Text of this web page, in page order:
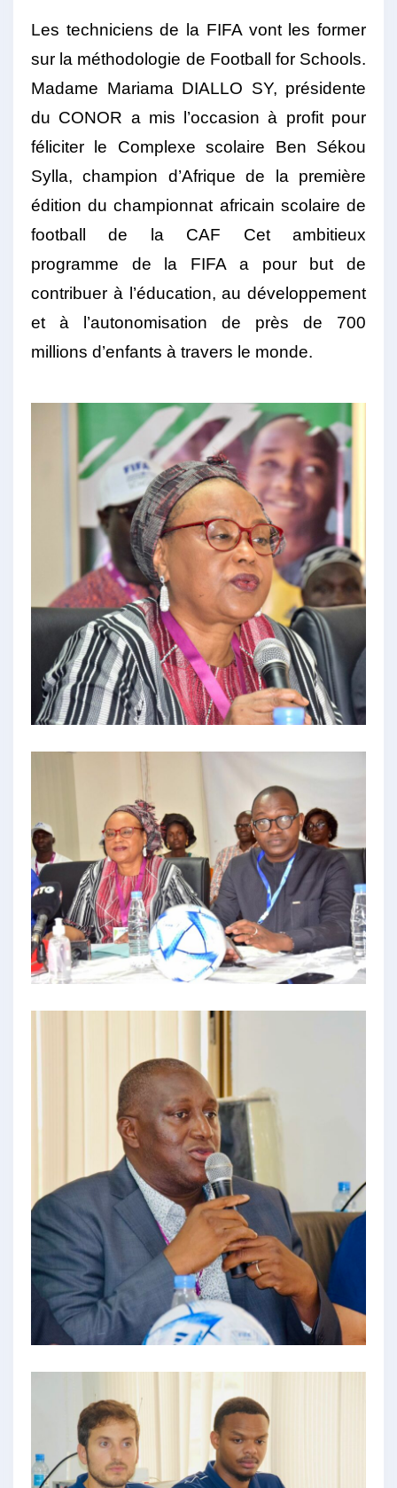
Les techniciens de la FIFA vont les former
sur la méthodologie de Football for Schools.
Madame Mariama DIALLO SY, présidente
du CONOR a mis l’occasion à profit pour
féliciter le Complexe scolaire Ben Sékou
Sylla, champion d’Afrique de la première
édition du championnat africain scolaire de
football de la CAF Cet ambitieux
programme de la FIFA a pour but de
contribuer à l’éducation, au développement
et à l’autonomisation de près de 700
millions d’enfants à travers le monde.